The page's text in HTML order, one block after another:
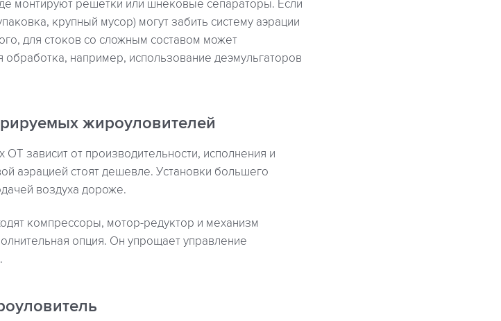
монтируют решетки или шнековые сепараторы. Если
крупный мусор) могут забить систему аэрации
для стоков со сложным составом может
обработка, например, использование деэмульгаторов
жироуловителей
зависит от производительности, исполнения и
аэрацией стоят дешевле. Установки большего
воздуха дороже.
компрессоры, мотор-редуктор и механизм
опция. Он упрощает управление